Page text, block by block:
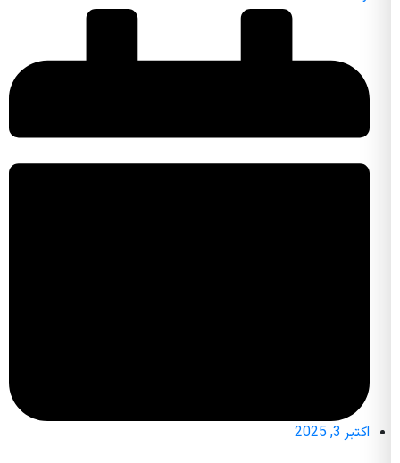
اکتبر 3, 2025